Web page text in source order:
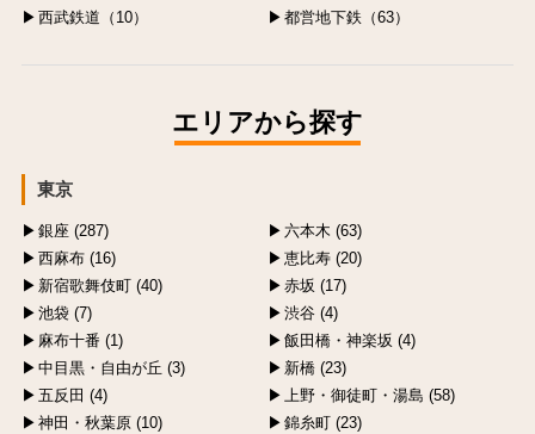
西武鉄道（10）
都営地下鉄（63）
エリアから探す
東京
銀座 (287)
六本木 (63)
西麻布 (16)
恵比寿 (20)
新宿歌舞伎町 (40)
赤坂 (17)
池袋 (7)
渋谷 (4)
麻布十番 (1)
飯田橋・神楽坂 (4)
中目黒・自由が丘 (3)
新橋 (23)
五反田 (4)
上野・御徒町・湯島 (58)
神田・秋葉原 (10)
錦糸町 (23)